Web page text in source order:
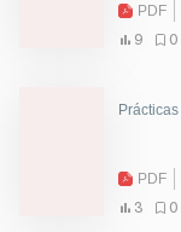
PDF
9
0
Prácticas
PDF
3
0